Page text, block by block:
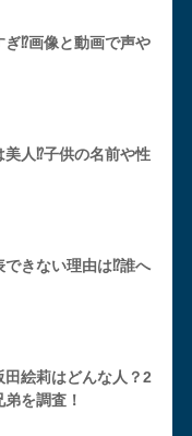
⁉︎画像と動画で声や
美人⁉︎子供の名前や性
きない理由は⁉︎誰へ
絵莉はどんな人？2
を調査！